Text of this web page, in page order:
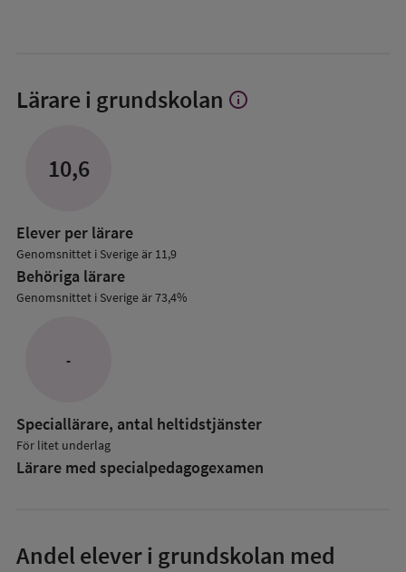
Lärare i grundskolan Visa
info
10,6
Elever per lärare
Genomsnittet i Sverige är 11,9
Behöriga lärare
Genomsnittet i Sverige är 73,4%
-
Speciallärare, antal heltidstjänster
För litet underlag
Lärare med specialpedagog­examen
Andel elever i grundskolan med